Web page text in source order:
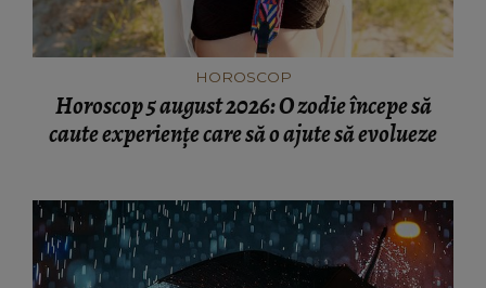
HOROSCOP
Horoscop 5 august 2026: O zodie începe să
caute experiențe care să o ajute să evolueze